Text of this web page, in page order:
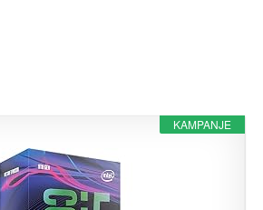
KAMPANJE